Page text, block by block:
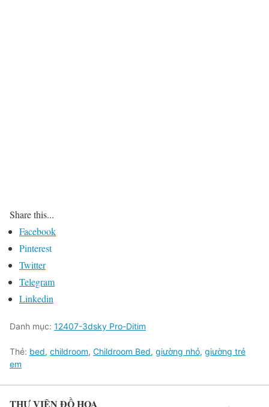
Share this...
Facebook
Pinterest
Twitter
Telegram
Linkedin
Danh mục: 12407-3dsky Pro-Ditim
Thẻ: bed, childroom, Childroom Bed, giường nhỏ, giường trẻ
em
THƯ VIỆN ĐỒ HỌA